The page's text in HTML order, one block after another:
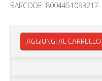
BARCODE: 8004451093217
AGGIUNGI AL CARRELLO